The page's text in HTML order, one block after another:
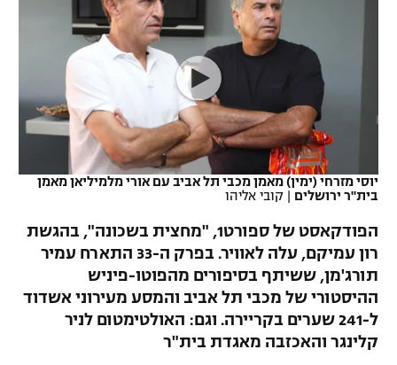
רץ ברשת
תוצאות
לוח שידורים
ברחבה
מכבי חיפה
בית"ר ירושלים
מכבי תל אביב
הפועל תל אביב
הפועל חיפה
הפועל באר שבע
מכבי נתניה
ליגה ספרדית
ליגה איטלקית
ליגה צרפתית
ליגה הולנדית
ליגה סינית
ליגה ברזילאית
ליגות נוספות
מכבי תל אביב
הפועל חולון
הפועל ירושלים
דני אבדיה
יורוקאפ
כדורעף
שחייה
אגרוף
ספורט אולימפי
UFC
יוסי מזרחי (ימין) מאמן מכבי תל אביב עם אורי מלמיליאן מאמן
בית"ר ירושלים | קובי אליהו
הפודקאסט של ספורט1, "מחצית בשכונה", בהגשת
רון עמיקם, עלה לאוויר. בפרק ה-33 התארח עמיר
תורג'מן, ששיתף בסיפורים מהפוטו-פיניש
ההיסטורי של מכבי תל אביב והמסע מעירוני אשדוד
ל-241 שערים בקריירה. וגם: האולטימטום לניר
קלינגר והאכזבה מאגדת בית"ר